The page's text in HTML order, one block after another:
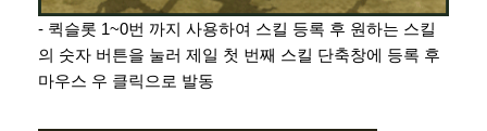
- 퀵슬롯 1~0번 까지 사용하여 스킬 등록 후 원하는 스킬
의 숫자 버튼을 눌러 제일 첫 번째 스킬 단축창에 등록 후
마우스 우 클릭으로 발동